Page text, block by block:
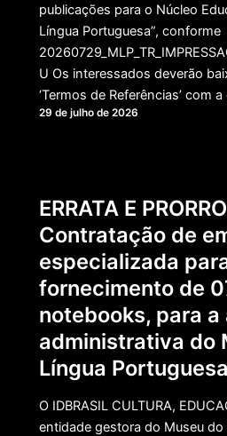
publicações para o Núcleo
Língua Portuguesa”, conforme
U Os interessados deverão
‘Termos de Referências’ com
29 de julho de 2026
ERRATA E
Contratação de
especializada
fornecimento de
notebooks, para a
administrativa do
Língua
O IDBRASIL CULTURA,
entidade gestora do Museu